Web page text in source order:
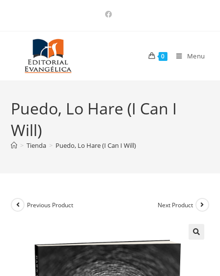
0 Menu
Puedo, Lo Hare (I Can I
Will)
> Tienda > Puedo, Lo Hare (I Can I Will)
Previous Product Next Product